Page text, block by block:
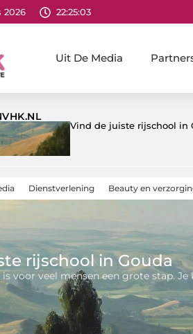
2026 22:25:05
Uit De Media
Vind de juiste rijschool in
Dienstverlening Beauty en
rijschool in Gouda
is voor veel mensen een grote stap.